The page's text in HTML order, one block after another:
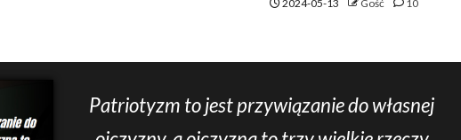
2024-05-13 Gość 10
Patriotyzm to jest przywiązanie do własnej